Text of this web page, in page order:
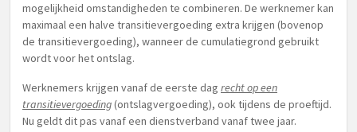
mogelijkheid omstandigheden te combineren. De werknemer kan
maximaal een halve transitievergoeding extra krijgen (bovenop
de transitievergoeding), wanneer de cumulatiegrond gebruikt
wordt voor het ontslag.
Werknemers krijgen vanaf de eerste dag recht op een
transitievergoeding(ontslagvergoeding), ook tijdens de proeftijd.
Nu geldt dit pas vanaf een dienstverband vanaf twee jaar.